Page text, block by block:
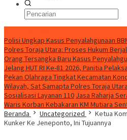
Polisi Ungkap Kasus Penyalahgunaan
Polres Toraja Utara: Proses Hukum
Orang Tersangka Baru Kasus
Jelang HUT RI Ke-81 2026, Panitia
Pekan Olahraga Tingkat Kecamatan
Wilayah, Sat Samapta Polres Toraja
Sosialisasi Layanan 110 Jasa Raharja
Waris Korban Kebakaran KM Mutiara
Beranda
Uncategorized
Ketua
Kunker Ke Jeneponto, Ini Tujuannya